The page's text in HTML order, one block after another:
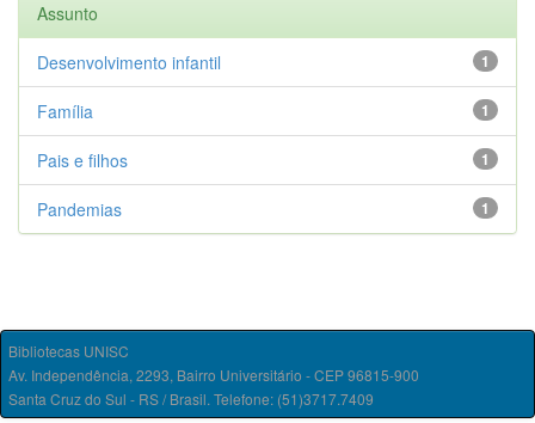
Assunto
1
Desenvolvimento infantil
1
Família
1
Pais e filhos
1
Pandemias
Bibliotecas UNISC
Av. Independência, 2293, Bairro Universitário - CEP 96815-900
Santa Cruz do Sul - RS / Brasil. Telefone: (51)3717.7409